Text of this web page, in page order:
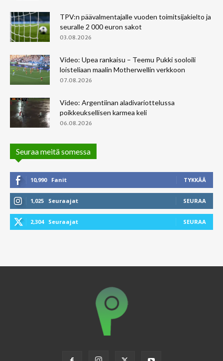
TPV:n päävalmentajalle vuoden toimitsijakielto ja
seuralle 2 000 euron sakot
03.08.2026
Video: Upea rankaisu – Teemu Pukki sooloili
loisteliaan maalin Motherwellin verkkoon
07.08.2026
Video: Argentiinan aladivariottelussa
poikkeuksellisen karmea keli
06.08.2026
Seuraa meitä somessa
10,990 Fanit TYKKÄÄ
1,025 Seuraajat SEURAA
2,304 Seuraajat SEURAA